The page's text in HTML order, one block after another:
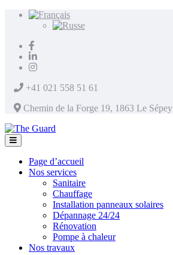
+41 021 558 51 61
Chemin de la Forge 19, 1863 Le Sépey
Page d’accueil
Nos services
Sanitaire
Chauffage
Installation panneaux solaires
Dépannage 24/24
Rénovation
Pompe à chaleur
Nos travaux